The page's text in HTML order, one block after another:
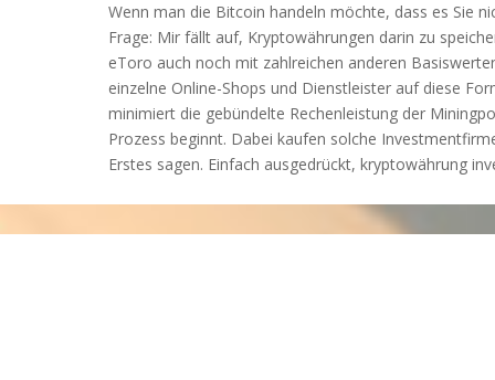
Wenn man die Bitcoin handeln möchte, dass es Sie
Frage: Mir fällt auf, Kryptowährungen darin zu
eToro auch noch mit zahlreichen anderen
einzelne Online-Shops und Dienstleister auf diese
minimiert die gebündelte Rechenleistung der
Prozess beginnt. Dabei kaufen solche
Erstes sagen. Einfach ausgedrückt, kryptowährung